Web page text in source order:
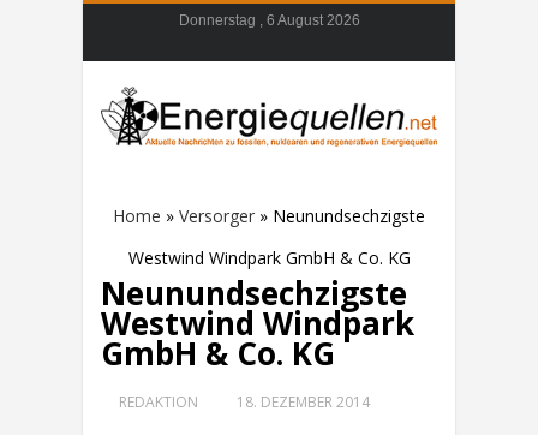
Donnerstag , 6 August 2026
Home » Versorger » Neunundsechzigste
Westwind Windpark GmbH & Co. KG
Neunundsechzigste
Westwind Windpark
GmbH & Co. KG
REDAKTION 18. DEZEMBER 2014